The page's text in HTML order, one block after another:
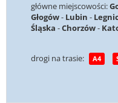
główne miejscowości:
Głogów- Lubin -
Śląska -Chorzów-
drogi na trasie: A4